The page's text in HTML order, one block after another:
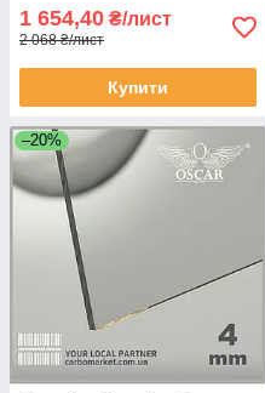
1 654,40 ₴/лист
2 068 ₴/лист
Купити
–20%